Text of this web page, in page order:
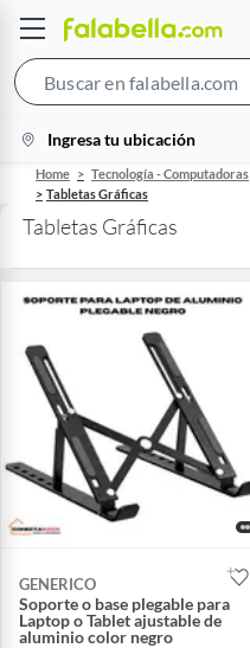
location-
icon
Ingresa tu ubicación
Home Tecnología - Computadoras
Tabletas Gráficas
Tabletas Gráficas
GENERICO
Soporte o base plegable para
Laptop o Tablet ajustable de
aluminio color negro